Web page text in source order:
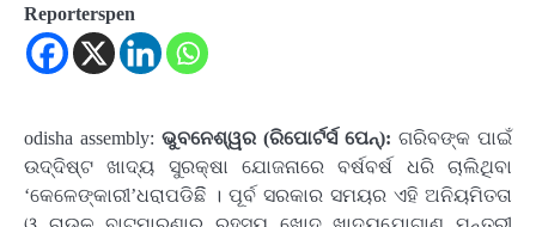
Reporterspen
odisha assembly: ଭୁବନେଶ୍ୱର (ରିପୋର୍ଟର୍ସ ପେନ୍‌): ଗରିବଙ୍କ ପାଇଁ
ଉଦ୍ଦିଷ୍ଟ ଖାଦ୍ୟ ସୁରକ୍ଷା ଯୋଜନାରେ ବର୍ଷବର୍ଷ ଧରି ଚାଲିଥିବା
‘କେଳେଙ୍କାରୀ’ଧରାପଡିଛିି । ପୂର୍ବ ସରକାର ସମୟର ଏହି ଅନିୟମିତତା